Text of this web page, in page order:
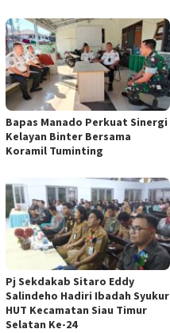
Bapas Manado Perkuat Sinergi
Kelayan Binter Bersama
Koramil Tuminting
Pj Sekdakab Sitaro Eddy
Salindeho Hadiri Ibadah Syukur
HUT Kecamatan Siau Timur
Selatan Ke-24